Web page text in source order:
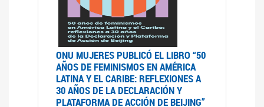
ONU MUJERES PUBLICÓ EL LIBRO “50
AÑOS DE FEMINISMOS EN AMÉRICA
LATINA Y EL CARIBE: REFLEXIONES A
30 AÑOS DE LA DECLARACIÓN Y
PLATAFORMA DE ACCIÓN DE BEIJING”